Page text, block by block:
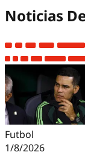
Noticias
Futbol
1/8/2026